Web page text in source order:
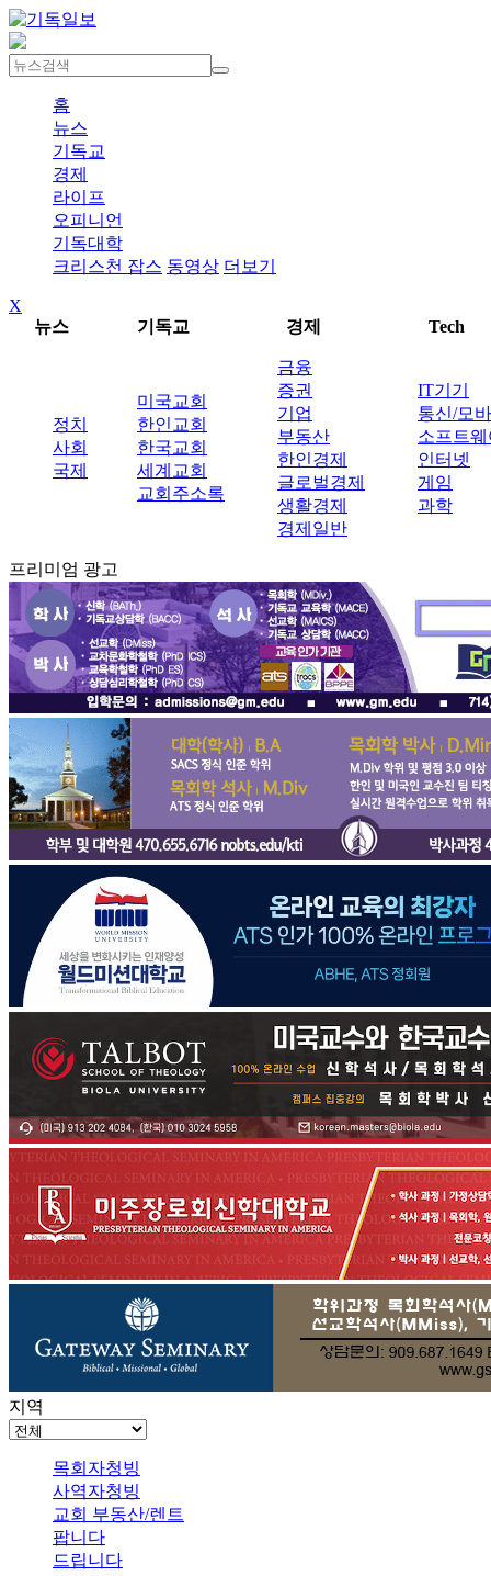
홈
뉴스
기독교
경제
라이프
오피니언
기독대학
크리스천 잡스 동영상 더보기
X
뉴스
기독교 경제 Tech
정치
사회
국제
미국교회
한인교회
한국교회
세계교회
교회주소록
금융
증권
기업
부동산
한인경제
글로벌경제
생활경제
경제일반
IT기기
통신/모
소프트웨
인터넷
게임
과학
프리미엄 광고
지역
목회자청빙
사역자청빙
교회 부동산/렌트
팝니다
드립니다